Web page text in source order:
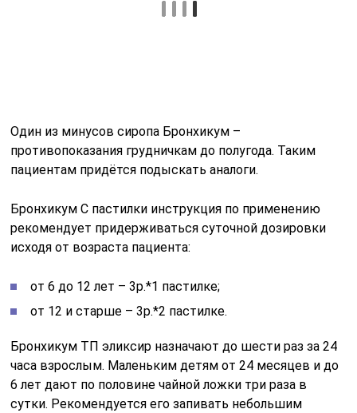
Один из минусов сиропа Бронхикум –
противопоказания грудничкам до полугода. Таким
пациентам придётся подыскать аналоги.
Бронхикум С пастилки инструкция по применению
рекомендует придерживаться суточной дозировки
исходя от возраста пациента:
от 6 до 12 лет – 3р.*1 пастилке;
от 12 и старше – 3р.*2 пастилке.
Бронхикум ТП эликсир назначают до шести раз за 24
часа взрослым. Маленьким детям от 24 месяцев и до
6 лет дают по половине чайной ложки три раза в
сутки. Рекомендуется его запивать небольшим